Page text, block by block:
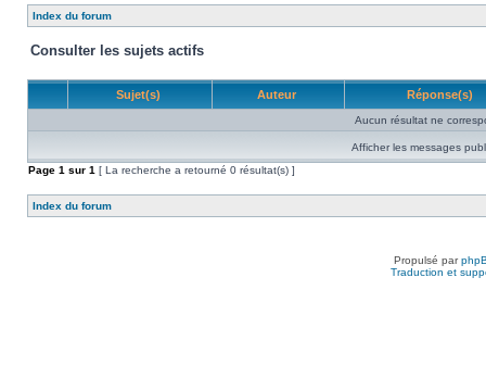
Index du forum
Consulter les sujets actifs
Sujet(s) Auteur Réponse(s)
Aucun résultat ne
Afficher les messages
Page 1 sur 1 [ La recherche a retourné 0 résultat(s) ]
Index du forum
Propulsé par
Traduction et